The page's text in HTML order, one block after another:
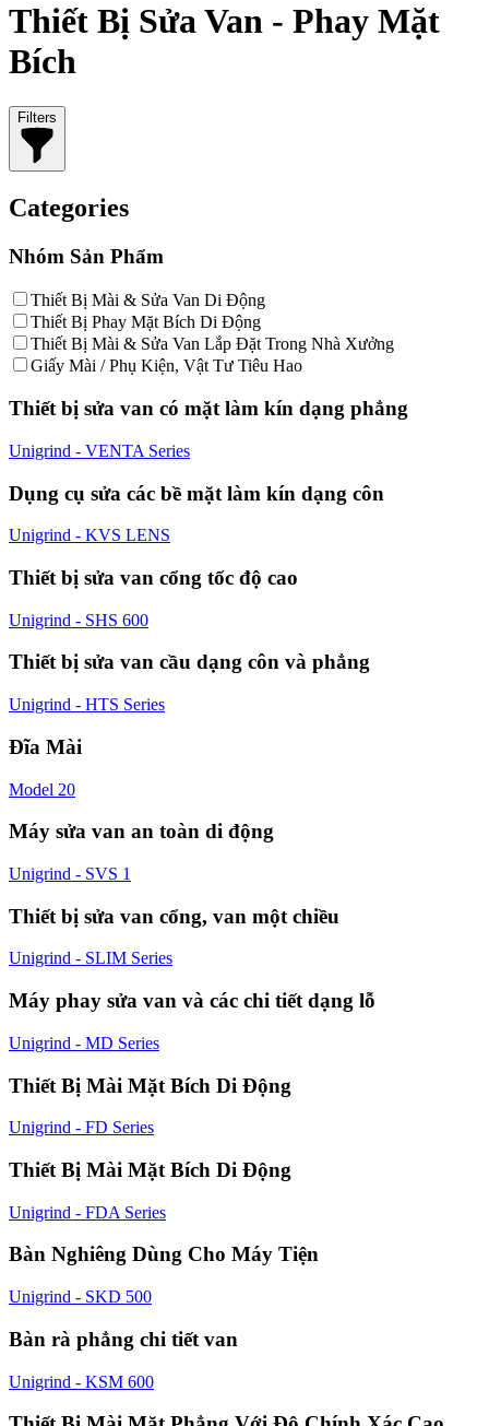
Thiết Bị Sửa Van - Phay Mặt
Bích
Filters
Categories
Nhóm Sản Phẩm
Thiết Bị Mài & Sửa Van Di Động
Thiết Bị Phay Mặt Bích Di Động
Thiết Bị Mài & Sửa Van Lắp Đặt Trong Nhà Xưởng
Giấy Mài / Phụ Kiện, Vật Tư Tiêu Hao
Thiết bị sửa van có mặt làm kín dạng phẳng
Unigrind - VENTA Series
Dụng cụ sửa các bề mặt làm kín dạng côn
Unigrind - KVS LENS
Thiết bị sửa van cổng tốc độ cao
Unigrind - SHS 600
Thiết bị sửa van cầu dạng côn và phẳng
Unigrind - HTS Series
Đĩa Mài
Model 20
Máy sửa van an toàn di động
Unigrind - SVS 1
Thiết bị sửa van cổng, van một chiều
Unigrind - SLIM Series
Máy phay sửa van và các chi tiết dạng lỗ
Unigrind - MD Series
Thiết Bị Mài Mặt Bích Di Động
Unigrind - FD Series
Thiết Bị Mài Mặt Bích Di Động
Unigrind - FDA Series
Bàn Nghiêng Dùng Cho Máy Tiện
Unigrind - SKD 500
Bàn rà phẳng chi tiết van
Unigrind - KSM 600